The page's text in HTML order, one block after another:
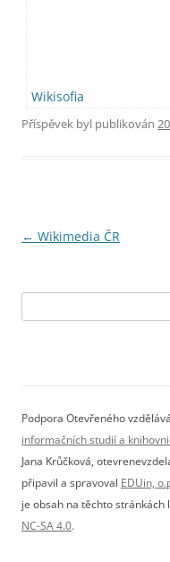
Wikisofia
Příspěvek byl publikován
Navigace
← Wikimedia ČR
Podpora Otevřeného
informačních studií a
Jana Krůčková,
připavil a spravoval EDUin,
je obsah na těchto stránkách
NC-SA 4.0.